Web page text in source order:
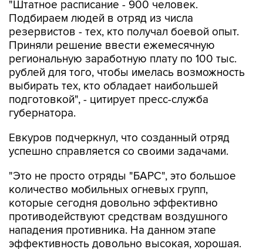
резервистов - тех, кто получал боевой опыт.
Приняли решение ввести ежемесячную
региональную заработную плату по 100 тыс.
рублей для того, чтобы имелась возможность
выбирать тех, кто обладает наибольшей
подготовкой", - цитирует пресс-служба
губернатора.
Евкуров подчеркнул, что созданный отряд
"Это не просто отряды "БАРС", это большое
которые сегодня довольно эффективно
противодействуют средствам воздушного
нападения противника. На данном этапе
эффективность довольно высокая, хорошая.
Это связано и с рядом других особенностей, в